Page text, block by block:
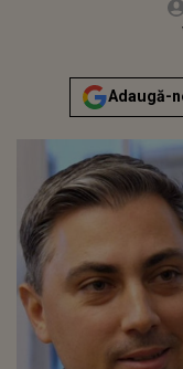
Adaugă-